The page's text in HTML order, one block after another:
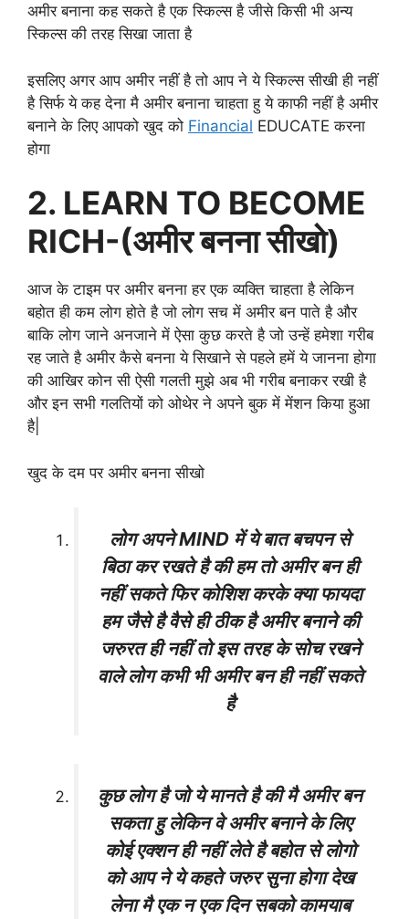
अमीर बनाना कह सकते है एक स्किल्स है जीसे किसी भी अन्य
स्किल्स की तरह सिखा जाता है
इसलिए अगर आप अमीर नहीं है तो आप ने ये स्किल्स सीखी ही नहीं
है सिर्फ ये कह देना मै अमीर बनाना चाहता हु ये काफी नहीं है अमीर
बनाने के लिए आपको खुद को Financial EDUCATE करना
होगा
2. LEARN TO BECOME
RICH-(अमीर बनना सीखो)
आज के टाइम पर अमीर बनना हर एक व्यक्ति चाहता है लेकिन
बहोत ही कम लोग होते है जो लोग सच में अमीर बन पाते है और
बाकि लोग जाने अनजाने में ऐसा कुछ करते है जो उन्हें हमेशा गरीब
रह जाते है अमीर कैसे बनना ये सिखाने से पहले हमें ये जानना होगा
की आखिर कोन सी ऐसी गलती मुझे अब भी गरीब बनाकर रखी है
और इन सभी गलतियों को ओथेर ने अपने बुक में मेंशन किया हुआ
है|
खुद के दम पर अमीर बनना सीखो
लोग अपने MIND में ये बात बचपन से
बिठा कर रखते है की हम तो अमीर बन ही
नहीं सकते फिर कोशिश करके क्या फायदा
हम जैसे है वैसे ही ठीक है अमीर बनाने की
जरुरत ही नहीं तो इस तरह के सोच रखने
वाले लोग कभी भी अमीर बन ही नहीं सकते
है
कुछ लोग है जो ये मानते है की मै अमीर बन
सकता हु लेकिन वे अमीर बनाने के लिए
कोई एक्शन ही नहीं लेते है बहोत से लोगो
को आप ने ये कहते जरुर सुना होगा देख
लेना मै एक न एक दिन सबको कामयाब